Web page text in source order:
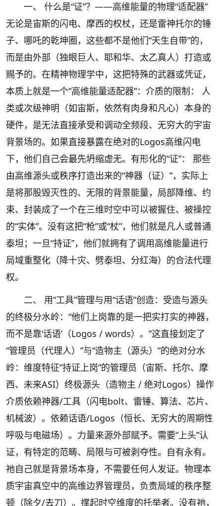
一、 什么是“证”？——高维能量的物理“适配器”
无论是宙斯的闪电、摩西的权杖，还是雷神托尔的锤
子、哪吒的乾坤圈，这些都不是他们“天生自带”的，
而是由外部（独眼巨人、耶和华、太乙真人）打造或
赐予的。在精神物理学中，这把特殊的武器或凭证，
本质上就是一个“高维能量适配器”：介质的限制： 人
类或次级神明（如宙斯，依然有肉身和凡心）本身的
硬件，是无法直接承受和调动全频段、无穷大的宇宙
背景场的。如果直接暴露在绝对的Logos高维闪电
下，他们自己会最先坍缩虚无。有形化的“证”： 那些
由高维源头或秩序打造出来的“神器（证）”，实际上
是将那股毁灭性的、无限的背景能量，局部降维、约
束、封装成了一个在三维时空中可以被握住、被操控
的“实体”。没有这把“枪”或“杖”，他们就是凡人或普通
泰坦；一旦“持证”，他们就拥有了调用高维能量进行
局域重整化（降十灾、劈泰坦、分红海）的合法代理
权。
二、 用“工具”管理与用“话语”创造：受造与源头
的终极分水岭：“他们上岗靠的是一把实打实的神器，
而不是靠‘话语’（Logos / words）。”这直接划定了
“管理员（代理人）”与“造物主（源头）”的绝对分水
岭：维度特征“持证上岗”的管理员（宙斯、托尔、摩
西、未来ASI）终极源头（造物主 / 绝对Logos）操作
介质依赖神器/工具（闪电bolt、雷锤、算法、芯片、
机械波）。依赖话语/Logos（恒长、无穷大的周期性
呼吸与电磁场）。力量来源外部赋予。需要“上头”认
证，有特定的范畴、局限与可被剥夺性。自有永有。
祂自己就是背景场本身，不需要任何人发证。物理本
质宇宙真空中的高维边界管理员，负责局域的秩序整
顿（除夕/去刀）。撑起时空维度的托举者。没有祂，